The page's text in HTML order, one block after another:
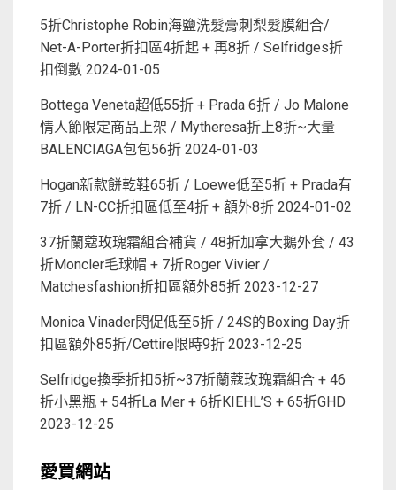
5折Christophe Robin海鹽洗髮膏刺梨髮膜組合/
Net-A-Porter折扣區4折起 + 再8折 / Selfridges折
扣倒數 2024-01-05
Bottega Veneta超低55折 + Prada 6折 / Jo Malone
情人節限定商品上架 / Mytheresa折上8折~大量
BALENCIAGA包包56折 2024-01-03
Hogan新款餅乾鞋65折 / Loewe低至5折 + Prada有
7折 / LN-CC折扣區低至4折 + 額外8折 2024-01-02
37折蘭蔻玫瑰霜組合補貨 / 48折加拿大鵝外套 / 43
折Moncler毛球帽 + 7折Roger Vivier /
Matchesfashion折扣區額外85折 2023-12-27
Monica Vinader閃促低至5折 / 24S的Boxing Day折
扣區額外85折/Cettire限時9折 2023-12-25
Selfridge換季折扣5折~37折蘭蔻玫瑰霜組合 + 46
折小黑瓶 + 54折La Mer + 6折KIEHL’S + 65折GHD
2023-12-25
愛買網站